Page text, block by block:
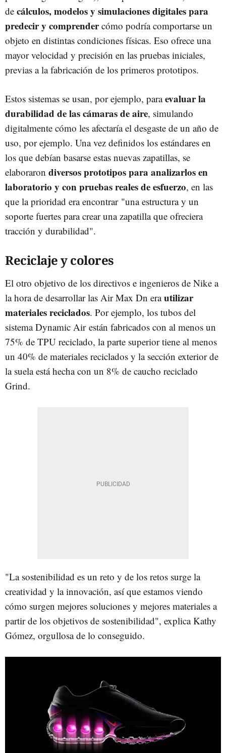
de cálculos, modelos y simulaciones digitales para
predecir y comprendercómo podría comportarse un
objeto en distintas condiciones físicas. Eso ofrece una
mayor velocidad y precisión en las pruebas iniciales,
previas a la fabricación de los primeros prototipos.
Estos sistemas se usan, por ejemplo, paraevaluar la
durabilidad de las cámaras de aire, simulando
digitalmente cómo les afectaría el desgaste de un año de
uso, por ejemplo. Una vez definidos los estándares en
los que debían basarse estas nuevas zapatillas, se
elaboraron diversos prototipos para analizarlos en
laboratorio y con pruebas reales de esfuerzo, en las
que la prioridad era encontrar "una estructura y un
soporte fuertes para crear una zapatilla que ofreciera
tracción y durabilidad".
Reciclaje y colores
El otro objetivo de los directivos e ingenieros de Nike a
la hora de desarrollar las Air Max Dn erautilizar
materiales reciclados. Por ejemplo, los tubos del
sistema Dynamic Air están fabricados con al menos un
75% de TPU reciclado, la parte superior tiene al menos
un 40% de materiales reciclados y la sección exterior de
la suela está hecha con un 8% de caucho reciclado
Grind.
"La sostenibilidad es un reto y de los retos surge la
creatividad y la innovación, así que estamos viendo
cómo surgen mejores soluciones y mejores materiales a
partir de los objetivos de sostenibilidad", explica Kathy
Gómez, orgullosa de lo conseguido.